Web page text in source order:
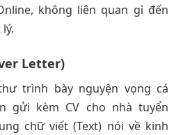
không liên quan gì đến
Letter)
trình bày nguyện vọng cá
gửi kèm CV cho nhà tuyển
chữ viết (Text) nói về kinh